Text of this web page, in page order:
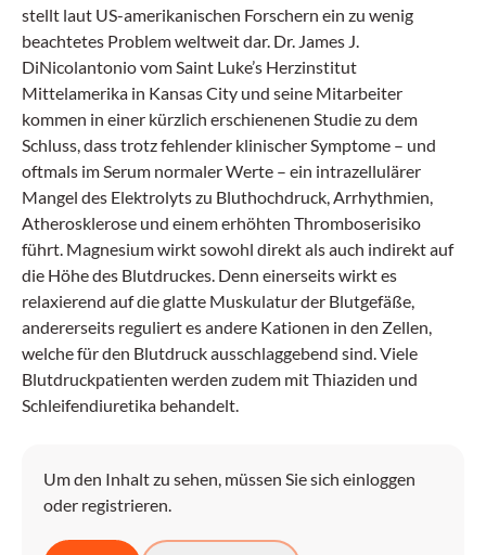
stellt laut US-amerikanischen Forschern ein zu wenig
beachtetes Problem weltweit dar. Dr. James J.
DiNicolantonio vom Saint Luke’s Herzinstitut
Mittelamerika in Kansas City und seine Mitarbeiter
kommen in einer kürzlich erschienenen Studie zu dem
Schluss, dass trotz fehlender klinischer Symptome – und
oftmals im Serum normaler Werte – ein intrazellulärer
Mangel des Elektrolyts zu Bluthochdruck, Arrhythmien,
Atherosklerose und einem erhöhten Thromboserisiko
führt. Magnesium wirkt sowohl direkt als auch indirekt auf
die Höhe des Blutdruckes. Denn einerseits wirkt es
relaxierend auf die glatte Muskulatur der Blutgefäße,
andererseits reguliert es andere Kationen in den Zellen,
welche für den Blutdruck ausschlaggebend sind. Viele
Blutdruckpatienten werden zudem mit Thiaziden und
Schleifendiuretika behandelt.
Um den Inhalt zu sehen, müssen Sie sich einloggen
oder registrieren.